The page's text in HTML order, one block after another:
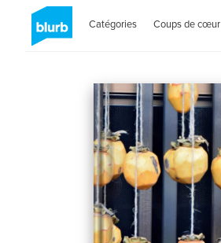
Catégories Coups de cœur